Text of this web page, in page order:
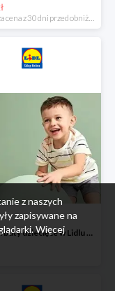
Ubrania i buty dziecięce w Lidlu Online od 9,99 zł
z naszych
zapisywane na
Więcej